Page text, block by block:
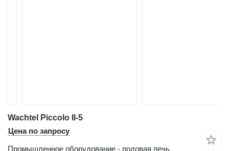
Wachtel Piccolo II-5
Цена по запросу
Промышленное оборудование - подовая печь